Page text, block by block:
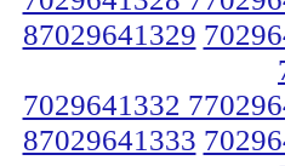
87029641329
7029641332
87029641333